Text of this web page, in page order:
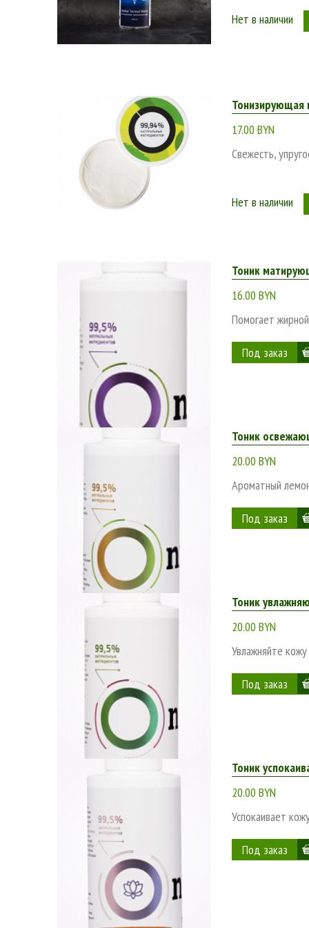
Интернет-магазин BeОrganic.by – это по-настоящему
кожи и разного возраста – от 20 до 50 и более лет.
подробные описания продуктов или консультация
Нет в наличии
Тонизирующая
17.00 BYN
Свежесть,
Нет в наличии
Тоник
16.00 BYN
Помогает
Тоник
20.00 BYN
Ароматный
Тоник
20.00 BYN
Увлажняйте
Тоник
20.00 BYN
Успокаивает